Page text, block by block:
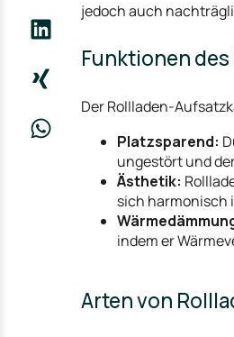
jedoch auch
Funktionen
Der Rollladen-
Platzsparend:
ungestört und
Ästhetik:
sich harmonisch
indem er
Arten von